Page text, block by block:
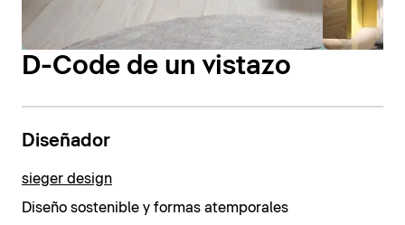
D-Code de un vistazo
Diseñador
sieger design
Diseño sostenible y formas atemporales